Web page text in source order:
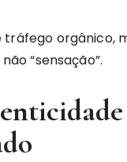
tráfego orgânico,
“sensação”.